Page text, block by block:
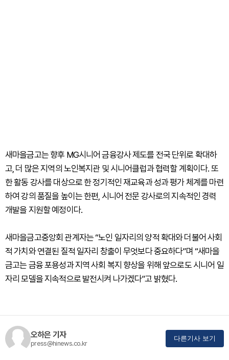
새마을금고는 향후 MG시니어 금융강사 제도를 전국 단위로 확대하
고, 더 많은 지역의 노인복지관 및 시니어클럽과 협력할 계획이다. 또
한 활동 강사를 대상으로 한 정기적인 재교육과 성과 평가 체계를 마련
하여 강의 품질을 높이는 한편, 시니어 전문 강사로의 지속적인 경력
개발을 지원할 예정이다.
새마을금고중앙회 관계자는 “노인 일자리의 양적 확대와 더불어 사회
적 가치와 연결된 질적 일자리 창출이 무엇보다 중요하다”며 “새마을
금고는 금융 포용성과 지역 사회 복지 향상을 위해 앞으로도 시니어 일
자리 모델을 지속적으로 발전시켜 나가겠다”고 밝혔다.
오하은 기자
press@hinews.co.kr
다른기사 보기